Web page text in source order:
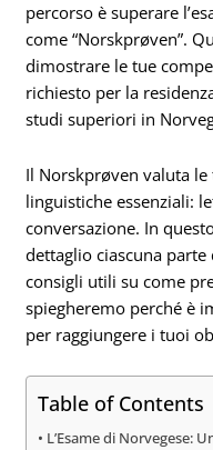
percorso è superare
come “Norskprøven”.
dimostrare le tue
richiesto per la
studi superiori in
Il Norskprøven valuta
linguistiche essenziali:
conversazione. In
dettaglio ciascuna
consigli utili su come
spiegheremo perché è
per raggiungere i tuoi
Table of Contents
L’Esame di Norvegese: